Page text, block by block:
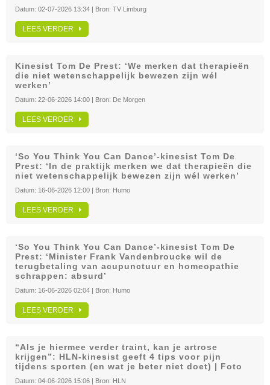
Datum: 02-07-2026 13:34 | Bron: TV Limburg
LEES VERDER
Kinesist Tom De Prest: ‘We merken dat therapieën
die niet wetenschappelijk bewezen zijn wél
werken’
Datum: 22-06-2026 14:00 | Bron: De Morgen
LEES VERDER
‘So You Think You Can Dance’-kinesist Tom De
Prest: ‘In de praktijk merken we dat therapieën die
niet wetenschappelijk bewezen zijn wél werken’
Datum: 16-06-2026 12:00 | Bron: Humo
LEES VERDER
‘So You Think You Can Dance’-kinesist Tom De
Prest: ‘Minister Frank Vandenbroucke wil de
terugbetaling van acupunctuur en homeopathie
schrappen: absurd’
Datum: 16-06-2026 02:04 | Bron: Humo
LEES VERDER
“Als je hiermee verder traint, kan je artrose
krijgen”: HLN‑kinesist geeft 4 tips voor pijn
tijdens sporten (en wat je beter niet doet) | Foto
Datum: 04-06-2026 15:06 | Bron: HLN